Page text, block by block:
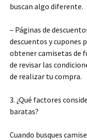
buscan algo diferente.
– Páginas de
descuentos y cupones
obtener camisetas de
de revisar las
de realizar tu compra.
3. ¿Qué factores
baratas?
Cuando busques